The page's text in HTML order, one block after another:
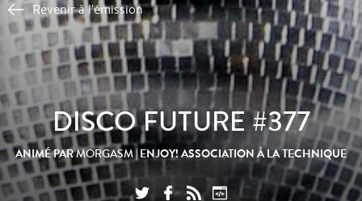
Revenir à l'émission
DISCO FUTURE #377
ANIMÉ PARMORGASM| ENJOY! ASSOCIATION À LA TECHNIQUE